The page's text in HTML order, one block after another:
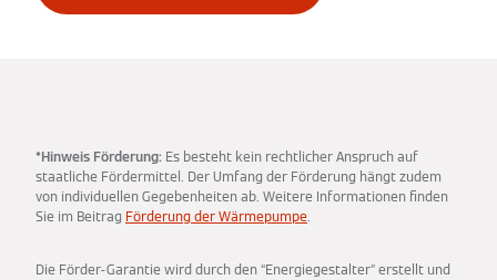
*Hinweis Förderung: Es besteht kein rechtlicher Anspruch auf
staatliche Fördermittel. Der Umfang der Förderung hängt zudem
von individuellen Gegebenheiten ab. Weitere Informationen finden
Sie im Beitrag Förderung der Wärmepumpe.
Die Förder-Garantie wird durch den “Energiegestalter” erstellt und